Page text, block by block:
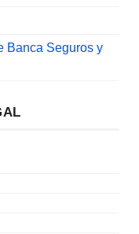
Banca Seguros y